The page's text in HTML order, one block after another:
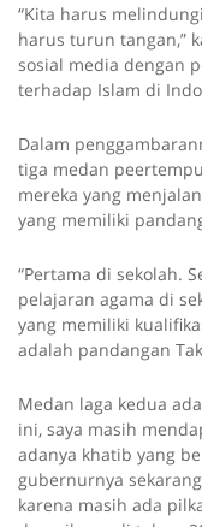
“Kita harus
harus turun tangan,”
sosial media dengan
terhadap Islam di
Dalam
tiga medan
mereka yang
yang memiliki
“Pertama di sekolah.
pelajaran agama di
yang memiliki
adalah pandangan
Medan laga kedua
ini, saya masih
adanya khatib yang
gubernurnya
karena masih ada